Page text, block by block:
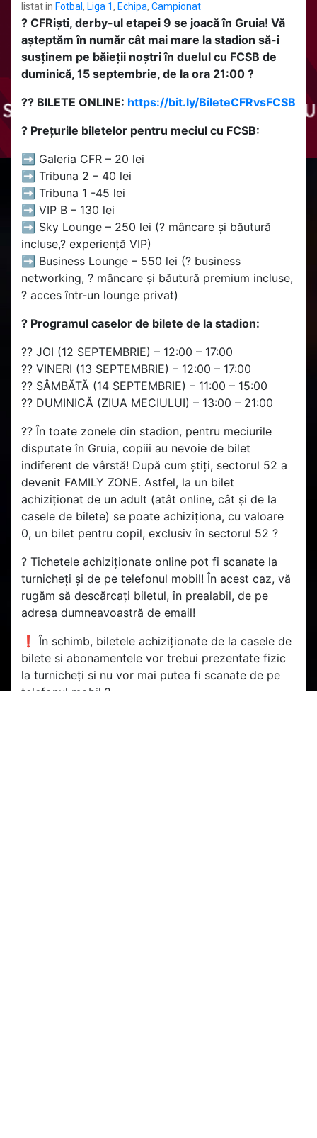
listat in Fotbal, Liga 1, Echipa, Campionat
? CFRiști, derby-ul etapei 9 se joacă în Gruia! Vă
așteptăm în număr cât mai mare la stadion să-i
susținem pe băieții noștri în duelul cu FCSB de
duminică, 15 septembrie, de la ora 21:00 ?
?? BILETE ONLINE: https://bit.ly/BileteCFRvsFCSB
?️ Prețurile biletelor pentru meciul cu FCSB:
➡️ Galeria CFR – 20 lei
➡️ Tribuna 2 – 40 lei
➡️ Tribuna 1 -45 lei
➡️ VIP B – 130 lei
➡️ Sky Lounge – 250 lei (?️ mâncare și băutură
incluse,? experiență VIP)
➡️ Business Lounge – 550 lei (? business
networking, ?️ mâncare și băutură premium incluse,
?️ acces într-un lounge privat)
? Programul caselor de bilete de la stadion:
?? JOI (12 SEPTEMBRIE) – 12:00 – 17:00
?? VINERI (13 SEPTEMBRIE) – 12:00 – 17:00
?? SÂMBĂTĂ (14 SEPTEMBRIE) – 11:00 – 15:00
?? DUMINICĂ (ZIUA MECIULUI) – 13:00 – 21:00
?? În toate zonele din stadion, pentru meciurile
disputate în Gruia, copiii au nevoie de bilet
indiferent de vârstă! După cum știți, sectorul 52 a
devenit FAMILY ZONE. Astfel, la un bilet
achiziționat de un adult (atât online, cât și de la
casele de bilete) se poate achiziționa, cu valoare
0, un bilet pentru copil, exclusiv în sectorul 52 ?️
? Tichetele achiziționate online pot fi scanate la
turnicheți și de pe telefonul mobil! În acest caz, vă
rugăm să descărcați biletul, în prealabil, de pe
adresa dumneavoastră de email!
❗ În schimb, biletele achiziționate de la casele de
bilete si abonamentele vor trebui prezentate fizic
la turnicheți si nu vor mai putea fi scanate de pe
telefonul mobil ?